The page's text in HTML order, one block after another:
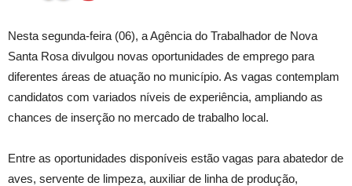
Nesta segunda-feira (06), a Agência do Trabalhador de Nova
Santa Rosa divulgou novas oportunidades de emprego para
diferentes áreas de atuação no município. As vagas contemplam
candidatos com variados níveis de experiência, ampliando as
chances de inserção no mercado de trabalho local.
Entre as oportunidades disponíveis estão vagas para abatedor de
aves, servente de limpeza, auxiliar de linha de produção,